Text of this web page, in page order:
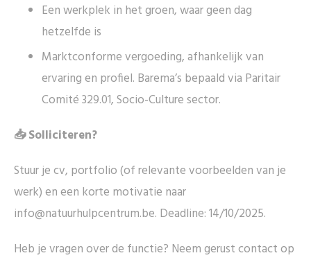
Een werkplek in het groen, waar geen dag
hetzelfde is
Marktconforme vergoeding, afhankelijk van
ervaring en profiel. Barema’s bepaald via Paritair
Comité 329.01, Socio-Culture sector.
📥 Solliciteren?
Stuur je cv, portfolio (of relevante voorbeelden van je
werk) en een korte motivatie naar
info@natuurhulpcentrum.be. Deadline: 14/10/2025.
Heb je vragen over de functie? Neem gerust contact op